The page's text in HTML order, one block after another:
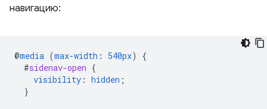
навигацию:
@media (max-width : 540px)
{
#sidenav-open {
visibility : hidden ;
}